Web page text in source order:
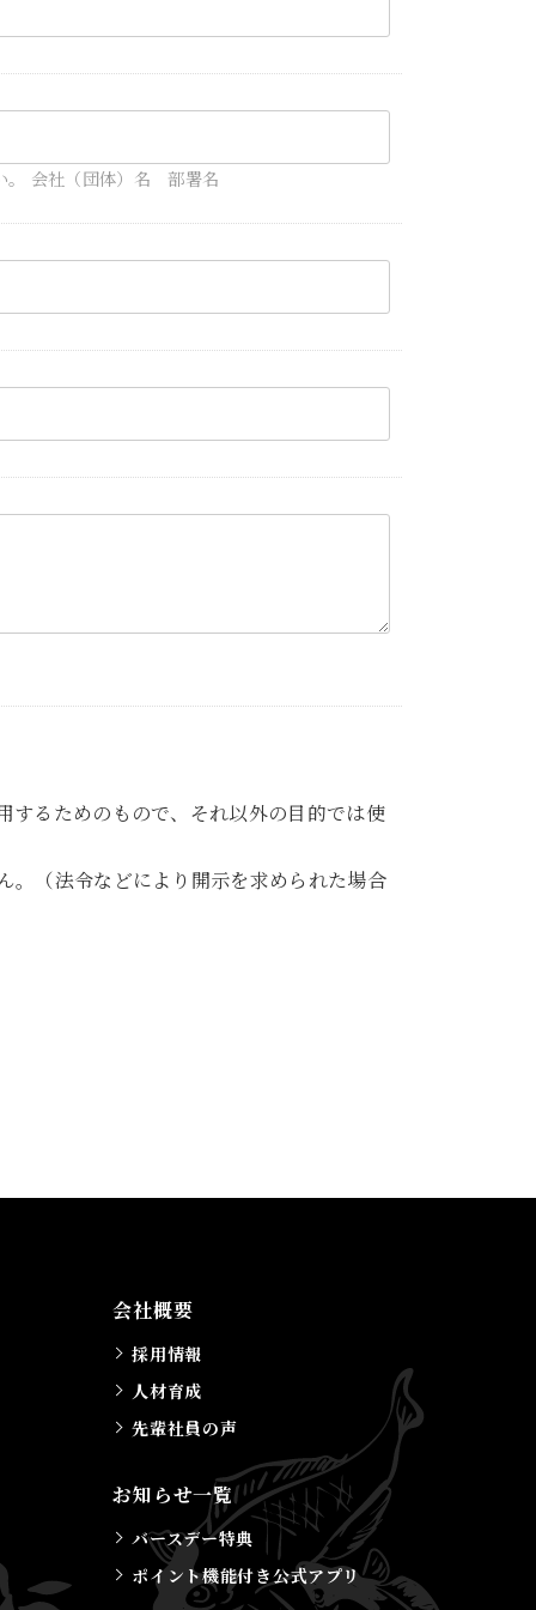
。 会社（団体）名 部署名
するためのもので、それ以外の目的では使
。（法令などにより開示を求められた場合
会社概要
採用情報
人材育成
先輩社員の声
お知らせ一覧
バースデー特典
ポイント機能付き公式アプリ